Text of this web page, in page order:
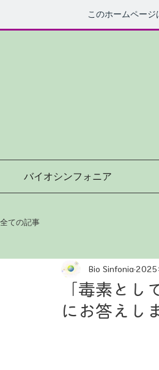
このホームページ
バイオシンフォニア
全ての記事
「毒素とし
にお答えし
Bio Sinfonia 2025